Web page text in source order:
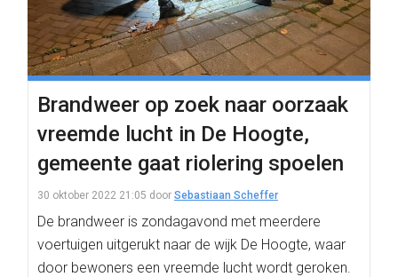
Brandweer op zoek naar oorzaak
vreemde lucht in De Hoogte,
gemeente gaat riolering spoelen
30 oktober 2022 21:05 door Sebastiaan Scheffer
De brandweer is zondagavond met meerdere
voertuigen uitgerukt naar de wijk De Hoogte, waar
door bewoners een vreemde lucht wordt geroken.